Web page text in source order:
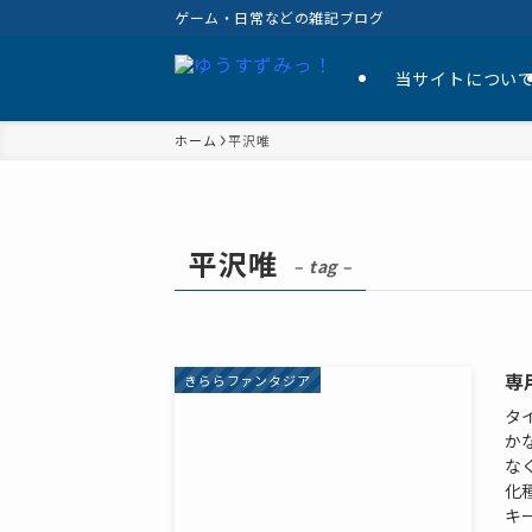
ゲーム・日常などの雑記ブログ
当サイトについ
ホーム 平沢唯
平沢唯 – tag –
きららファンタジア 専
タ
か
な
化
キ